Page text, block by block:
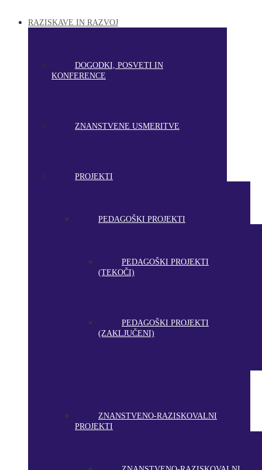
RAZISKAVE IN RAZVOJ
DOGODKI, POSVETI IN
KONFERENCE
ZNANSTVENE USMERITVE
PROJEKTI
PEDAGOŠKI PROJEKTI
PEDAGOŠKI PROJEKTI
(TEKOČI)
PEDAGOŠKI PROJEKTI
(ZAKLJUČENI)
ZNANSTVENO-RAZISKOVALNI
PROJEKTI